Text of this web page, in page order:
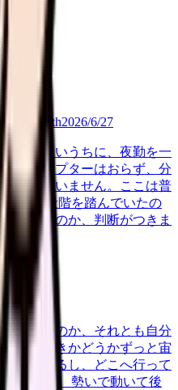
growth2026/6/27
経たないうちに、夜勤を一
プリセプターはおらず、分
よっていません。ここは普
もっと段階を踏んでいたの
が甘いのか、判断がつきま
…
6/26
せいなのか、それとも自分
職すべきかどうかずっと宙
気もするし、どこへ行って
ません。 勢いで動いて後